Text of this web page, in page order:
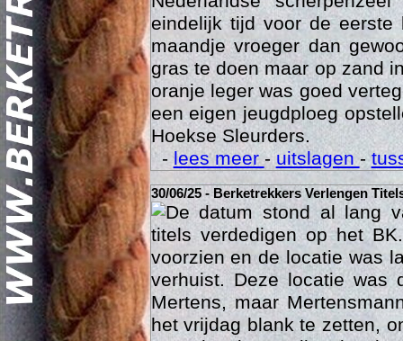
eindelijk tijd voor de eerste
maandje vroeger dan
gras te doen maar op zand
oranje leger was goed
een eigen jeugdploeg
Hoekse Sleurders.
-lees meer -uitslagen-
30/06/25 - Berketrekkers Verlengen
De datum stond al lang
titels verdedigen op het
voorzien en de locatie was
verhuist. Deze locatie was
Mertens, maar
het vrijdag blank te zetten,